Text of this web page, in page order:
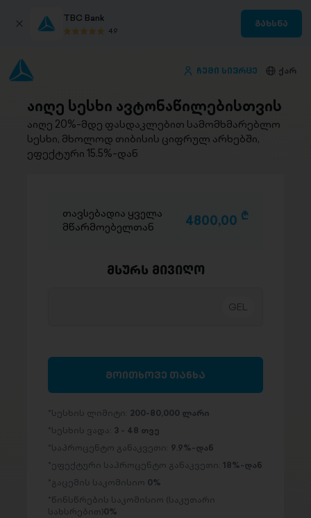
TBC Bank
4.9
გახსნა
ჩემი სივრცე ქარ
აიღე სესხი ავტონაწილებისთვის
აიღე 20%-მდე ფასდაკლებით სამომხმარებლო
სესხი, მხოლოდ თიბისის ციფრულ არხებში,
ეფექტური 15.5%-დან
თავსებადია ყველა
მწარმოებელთან
4800,00 D
მსურს მივიღო
მოითხოვე თანხა
სესხის ლიმიტი: 200-80,000 ლარი
სესხის ვადა: 3 - 48 თვე
საპროცენტო განაკვეთი: 9.9%-დან
ეფექტური საპროცენტო განაკვეთი: 18%-დან
გაცემის საკომისიო 0%
წინსწრების საკომისიო (საკუთარი
სახსრებით)0%